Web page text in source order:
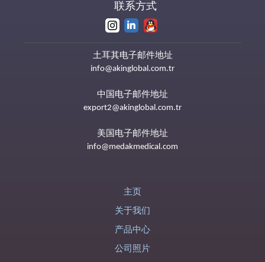
联系方式
土耳其电子邮件地址
info@akinglobal.com.tr
中国电子邮件地址
export2@akinglobal.com.tr
美国电子邮件地址
info@medakmedical.com
主页
关于我们
产品中心
公司照片